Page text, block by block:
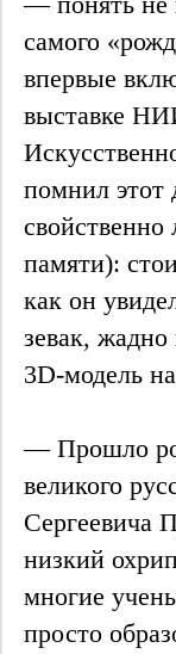
самого
впервые
выставке
помнил этот
памяти):
как он
зевак, жадно
3D-модель
— Прошло
великого
Сергеевича
низкий
многие
просто